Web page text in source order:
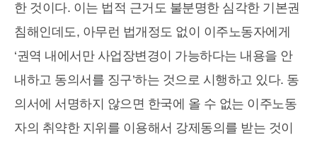
한 것이다. 이는 법적 근거도 불분명한 심각한 기본권
침해인데도, 아무런 법개정도 없이 이주노동자에게
‘권역 내에서만 사업장변경이 가능하다는 내용을 안
내하고 동의서를 징구’하는 것으로 시행하고 있다. 동
의서에 서명하지 않으면 한국에 올 수 없는 이주노동
자의 취약한 지위를 이용해서 강제동의를 받는 것이